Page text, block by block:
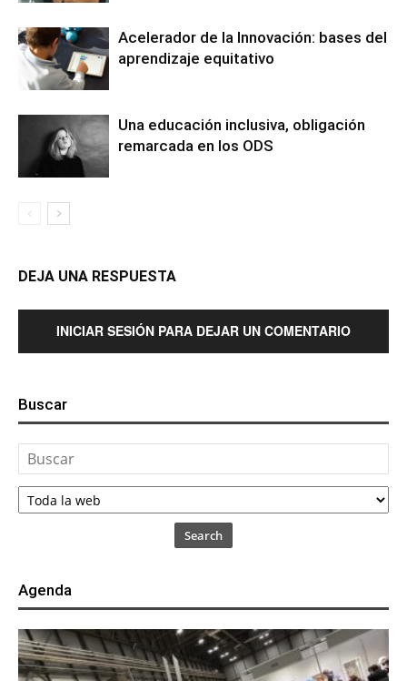
Acelerador de la Innovación: bases del
aprendizaje equitativo
Una educación inclusiva, obligación
remarcada en los ODS
DEJA UNA RESPUESTA
INICIAR SESIÓN PARA DEJAR UN COMENTARIO
Buscar
Search
Agenda